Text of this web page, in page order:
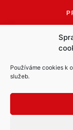
Používáme cookies k
služeb.